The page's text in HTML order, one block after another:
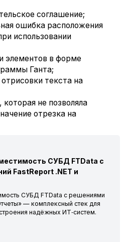
соглашение;
ошибка расположения
использовании
элементов в форме
Ганта;
текста на
не позволяла
отрезка на
СУБД FTData с
FastReport .NET и
СУБД FTData с решениями
— комплексный стек для
надёжных ИТ‑систем.